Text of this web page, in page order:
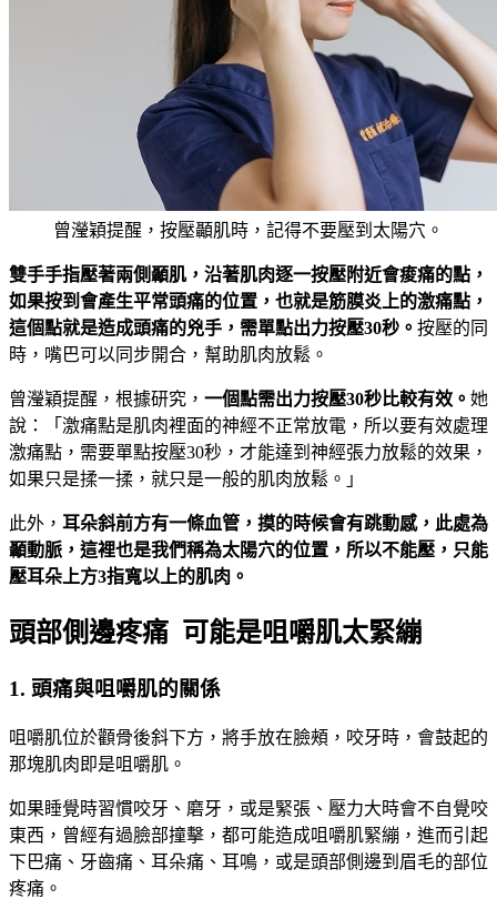
曾瀅穎提醒，按壓顳肌時，記得不要壓到太陽穴。
雙手手指壓著兩側顳肌，沿著肌肉逐一按壓附近會痠痛的點，
如果按到會產生平常頭痛的位置，也就是筋膜炎上的激痛點，
這個點就是造成頭痛的兇手，需單點出力按壓30秒。 按壓的同
時，嘴巴可以同步開合，幫助肌肉放鬆。
曾瀅穎提醒，根據研究， 一個點需出力按壓30秒比較有效。 她
說：「激痛點是肌肉裡面的神經不正常放電，所以要有效處理
激痛點，需要單點按壓30秒，才能達到神經張力放鬆的效果，
如果只是揉一揉，就只是一般的肌肉放鬆。」
此外， 耳朵斜前方有一條血管，摸的時候會有跳動感，此處為
顳動脈，這裡也是我們稱為太陽穴的位置，所以不能壓，只能
壓耳朵上方3指寬以上的肌肉。
頭部側邊疼痛 可能是咀嚼肌太緊繃
1. 頭痛與咀嚼肌的關係
咀嚼肌位於顴骨後斜下方，將手放在臉頰，咬牙時，會鼓起的
那塊肌肉即是咀嚼肌。
如果睡覺時習慣咬牙、磨牙，或是緊張、壓力大時會不自覺咬
東西，曾經有過臉部撞擊，都可能造成咀嚼肌緊繃，進而引起
下巴痛、牙齒痛、耳朵痛、耳鳴，或是頭部側邊到眉毛的部位
疼痛。